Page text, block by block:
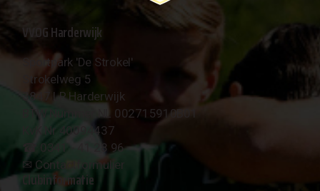
VVOG Harderwijk
Sportpark 'De Strokel'
Strokelweg 5
3847 LR Harderwijk
BTW Nummer NL 002715910B01
KvK Nr 40094437
☎︎ 0341 - 41 28 96
✉︎ Contactformulier
Clubinformatie